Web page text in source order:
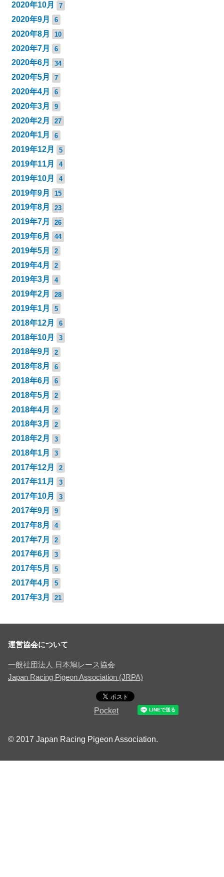
2020年10月 7
2020年9月 6
2020年8月 10
2020年7月 6
2020年6月 34
2020年5月 7
2020年4月 6
2020年3月 9
2020年2月 27
2020年1月 6
2019年12月 5
2019年11月 4
2019年10月 4
2019年9月 15
2019年8月 23
2019年7月 26
2019年6月 44
2019年5月 2
2019年4月 2
2019年3月 4
2019年2月 28
2019年1月 5
2018年12月 6
2018年10月 3
2018年9月 2
2018年8月 6
2018年6月 6
2018年5月 2
2018年4月 2
2018年3月 2
2018年2月 3
2018年1月 3
2017年12月 2
2017年11月 3
2017年10月 3
2017年9月 9
2017年8月 4
2017年7月 2
2017年6月 3
2017年5月 5
2017年4月 5
2017年3月 21
運営協会について
一般社団法人 日本鳩レース協会
Japan Racing Pigeon Association (JRPA)
Pocket
© 2017 Japan Racing Pigeon Association.